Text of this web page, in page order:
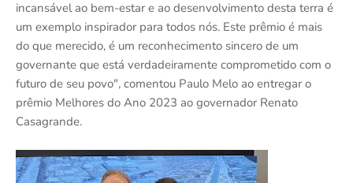
incansável ao bem-estar e ao desenvolvimento desta terra é
um exemplo inspirador para todos nós. Este prêmio é mais
do que merecido, é um reconhecimento sincero de um
governante que está verdadeiramente comprometido com o
futuro de seu povo", comentou Paulo Melo ao entregar o
prêmio Melhores do Ano 2023 ao governador Renato
Casagrande.